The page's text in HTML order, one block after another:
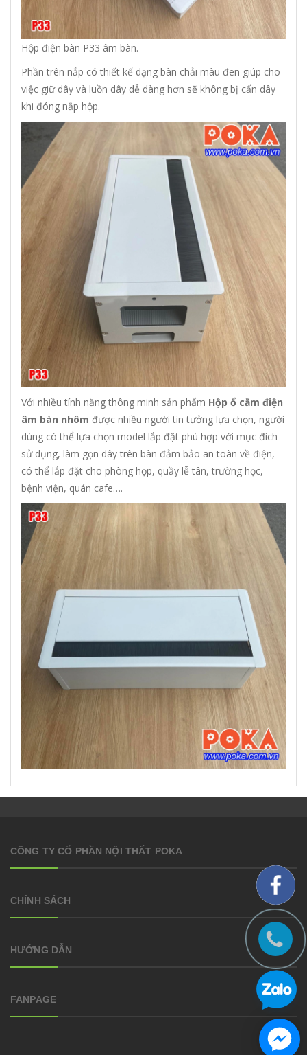
Hộp điện bàn P33 âm bàn.
Phần trên nắp có thiết kế dạng bàn chải màu đen giúp cho
việc giữ dây và luồn dây dễ dàng hơn sẽ không bị cấn dây
khi đóng nắp hộp.
Với nhiều tính năng thông minh sản phẩm Hộp ổ cắm điện
âm bàn nhôm được nhiều người tin tưởng lựa chọn, người
dùng có thể lựa chọn model lắp đặt phù hợp với mục đích
sử dụng, làm gọn dây trên bàn đảm bảo an toàn về điện,
có thể lắp đặt cho phòng họp, quầy lễ tân, trường học,
bệnh viện, quán cafe….
CÔNG TY CỔ PHẦN NỘI THẤT POKA
CHÍNH SÁCH
HƯỚNG DẪN
FANPAGE